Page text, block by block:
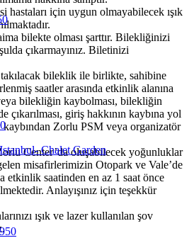
hastaları için uygun olmayabilecek ışık
bilekte olması şarttır. Bilekliğinizi
çıkarmayınız. Biletinizi
bileklik ile birlikte, sahibine
saatler arasında etkinlik alanına
bilekliğin kaybolması, bilekliğin
giriş hakkının kaybına yol
Zorlu PSM veya organizatör
Center’da oluşabilecek yoğunluklar
misafirlerimizin Otopark ve Vale’de
etkinlik saatinden en az 1 saat önce
Anlayışınız için teşekkür
ışık ve lazer kullanılan şov
Chalet Garden